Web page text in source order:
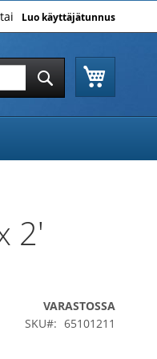
Luo käyttäjätunnus
2'
VARASTOSSA
SKU
65101211